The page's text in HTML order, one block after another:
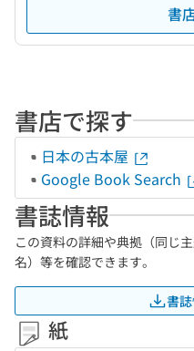
書
書店で探す
日本の古本屋
Google Book Search
書誌情報
この資料の詳細や典拠（同じ
名）等を確認できます。
書
紙